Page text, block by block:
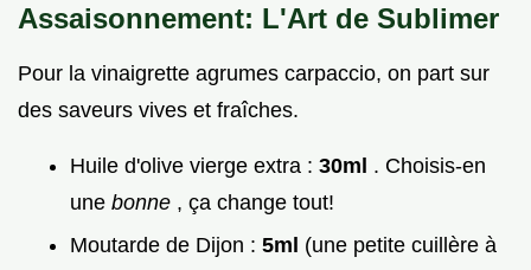
Assaisonnement: L'Art de Sublimer
Pour la vinaigrette agrumes carpaccio, on part sur
des saveurs vives et fraîches.
Huile d'olive vierge extra : 30ml . Choisis-en
une bonne , ça change tout!
Moutarde de Dijon : 5ml (une petite cuillère à